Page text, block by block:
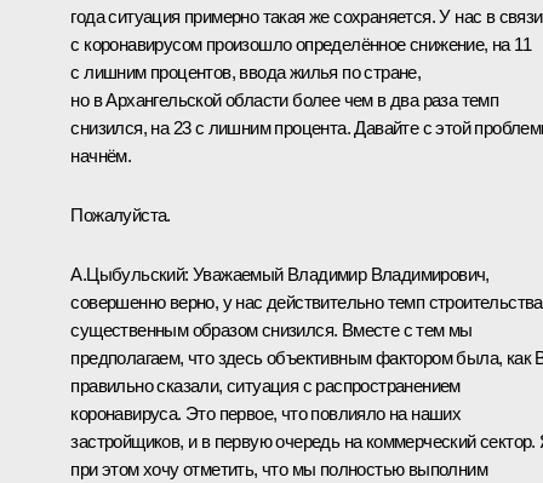
года ситуация примерно такая же сохраняется. У нас в связи
с коронавирусом произошло определённое снижение, на 11
с лишним процентов, ввода жилья по стране,
но в Архангельской области более чем в два раза темп
снизился, на 23 с лишним процента. Давайте с этой
начнём.
Пожалуйста.
А.Цыбульский: Уважаемый Владимир Владимирович,
совершенно верно, у нас действительно темп строительства
существенным образом снизился. Вместе с тем мы
предполагаем, что здесь объективным фактором была, как
правильно сказали, ситуация с распространением
коронавируса. Это первое, что повлияло на наших
застройщиков, и в первую очередь на коммерческий сектор.
при этом хочу отметить, что мы полностью выполним